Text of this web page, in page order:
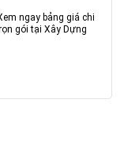
ngay bảng giá chi
gói tại Xây Dựng